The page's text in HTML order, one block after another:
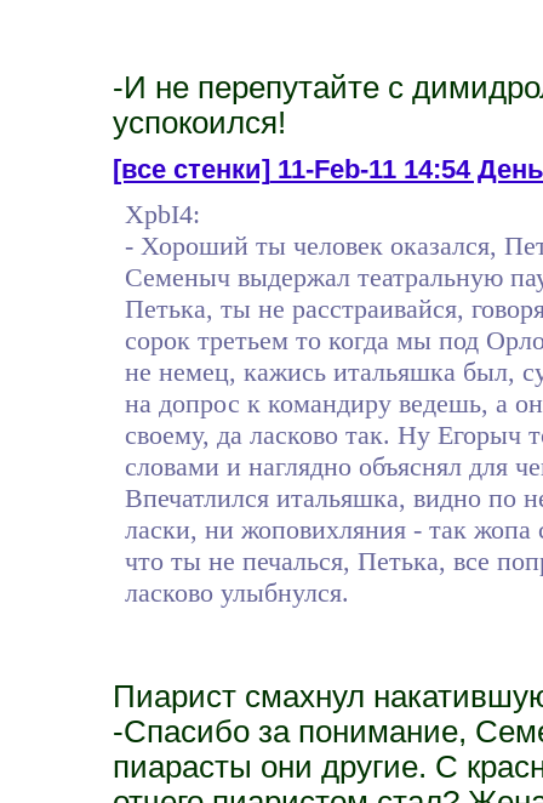
-И не перепутайте с
успокоился!
[все стенки]11-Feb-11 14:54
XpbI4:
- Хороший ты человек оказался,
Семеныч выдержал театральную
Петька, ты не расстраивайся,
сорок третьем то когда мы под
не немец, кажись итальяшка был,
на допрос к командиру ведешь, а
своему, да ласково так. Ну Егорыч
словами и наглядно объяснял для
Впечатлился итальяшка, видно по
ласки, ни жоповихляния - так
что ты не печалься, Петька, все
ласково улыбнулся.
Пиарист смахнул
-Спасибо за понимание,
пиарасты они другие. С